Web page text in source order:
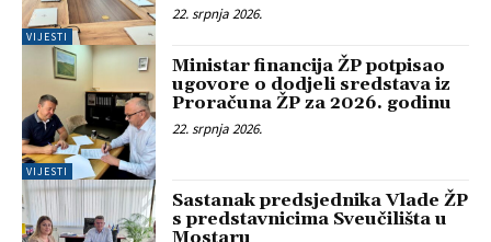
VIJESTI
22. srpnja 2026.
VIJESTI
Ministar financija ŽP potpisao
ugovore o dodjeli sredstava iz
Proračuna ŽP za 2026. godinu
22. srpnja 2026.
Sastanak predsjednika Vlade ŽP
s predstavnicima Sveučilišta u
Mostaru